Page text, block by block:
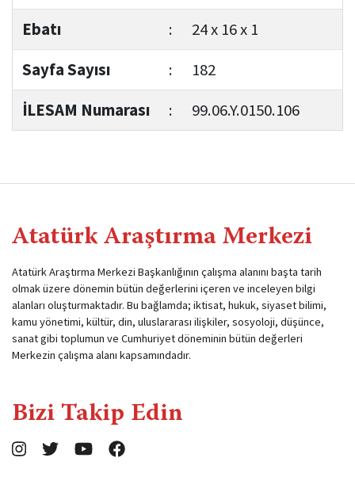
Ebatı
:
24 x 16 x 1
Sayfa Sayısı
:
182
İLESAM Numarası
: 99.06.Y.0150.106
Atatürk Araştırma Merkezi
Atatürk Araştırma Merkezi Başkanlığının çalışma alanını başta tarih
olmak üzere dönemin bütün değerlerini içeren ve inceleyen bilgi
alanları oluşturmaktadır. Bu bağlamda; iktisat, hukuk, siyaset bilimi,
kamu yönetimi, kültür, din, uluslararası ilişkiler, sosyoloji, düşünce,
sanat gibi toplumun ve Cumhuriyet döneminin bütün değerleri
Merkezin çalışma alanı kapsamındadır.
Bizi Takip Edin